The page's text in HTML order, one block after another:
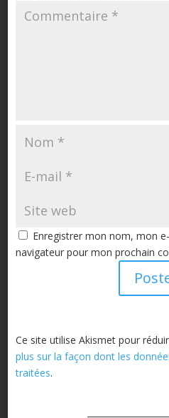
Enregistrer mon nom, mon
navigateur pour mon prochain
Ce site utilise Akismet pour
plus sur la façon dont les
traitées.